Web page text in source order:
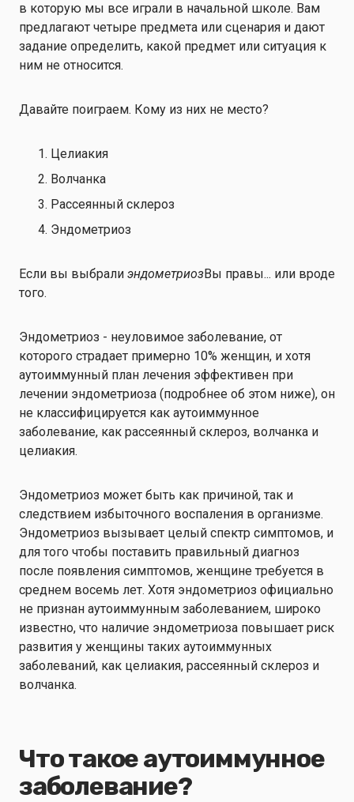
в которую мы все играли в начальной школе. Вам
предлагают четыре предмета или сценария и дают
задание определить, какой предмет или ситуация к
ним не относится.
Давайте поиграем. Кому из них не место?
Целиакия
Волчанка
Рассеянный склероз
Эндометриоз
Если вы выбрали эндометриозВы правы... или вроде
того.
Эндометриоз - неуловимое заболевание, от
которого страдает примерно 10% женщин, и хотя
аутоиммунный план лечения эффективен при
лечении эндометриоза (подробнее об этом ниже), он
не классифицируется как аутоиммунное
заболевание, как рассеянный склероз, волчанка и
целиакия.
Эндометриоз может быть как причиной, так и
следствием избыточного воспаления в организме.
Эндометриоз вызывает целый спектр симптомов, и
для того чтобы поставить правильный диагноз
после появления симптомов, женщине требуется в
среднем восемь лет. Хотя эндометриоз официально
не признан аутоиммунным заболеванием, широко
известно, что наличие эндометриоза повышает риск
развития у женщины таких аутоиммунных
заболеваний, как целиакия, рассеянный склероз и
волчанка.
Что такое аутоиммунное
заболевание?